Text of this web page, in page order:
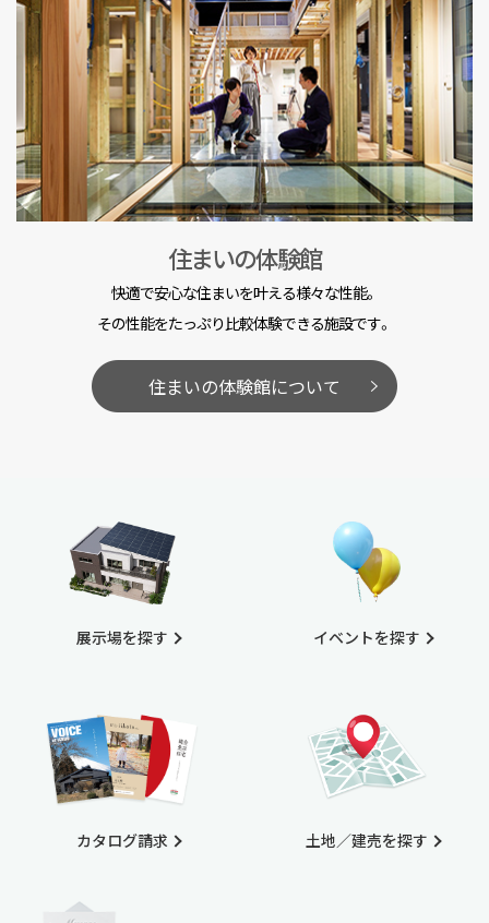
住まいの体験館
快適で安心な住まいを叶える様々な性能。
その性能をたっぷり比較体験できる施設です。
住まいの体験館について
展示場を探す
カタログ請求
イベントを探す
土地／建売を探す